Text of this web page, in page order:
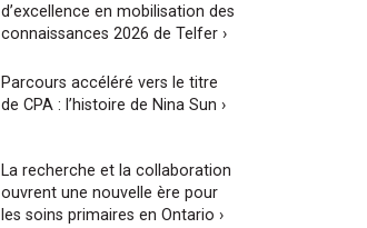
d’excellence en mobilisation des
connaissances 2026 de Telfer ›
Parcours accéléré vers le titre
de CPA : l’histoire de Nina Sun ›
La recherche et la collaboration
ouvrent une nouvelle ère pour
les soins primaires en Ontario ›